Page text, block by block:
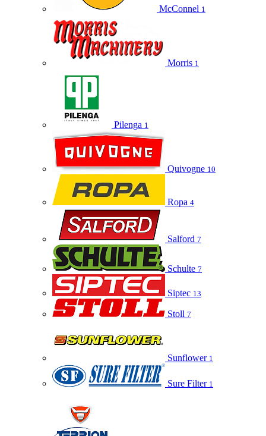
McConnel 1
Morris 1
Pilenga 1
Quivogne 10
Ropa 4
Salford 7
Schulte 7
Siptec 13
Stoll 7
Sunflower 1
Sure Filter 1